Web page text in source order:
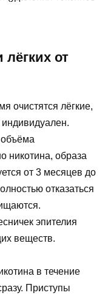
лёгких от
очистятся лёгкие,
индивидуален.
никотина, образа
от 3 месяцев до
отказаться
эпителия
веществ.
в течение
Приступы